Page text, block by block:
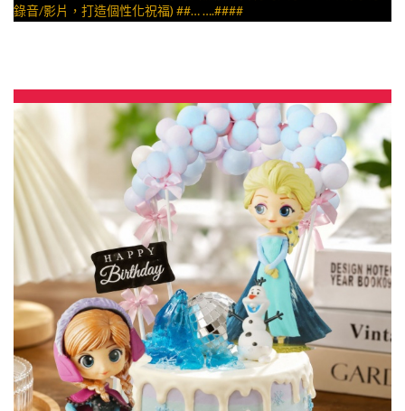
錄音/影片，打造個性化祝福) ##… ….####